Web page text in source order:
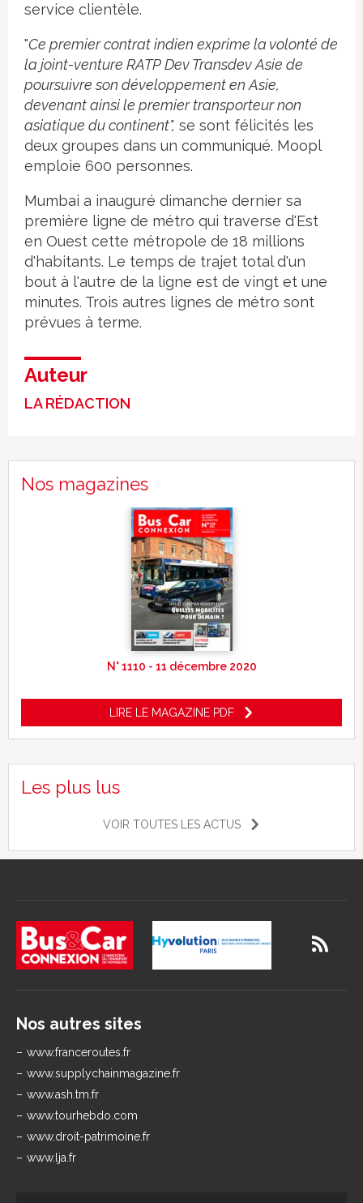
service clientèle.
"Ce premier contrat indien exprime la volonté de
la joint-venture RATP Dev Transdev Asie de
poursuivre son développement en Asie,
devenant ainsi le premier transporteur non
asiatique du continent", se sont félicités les
deux groupes dans un communiqué. Moopl
emploie 600 personnes.
Mumbai a inauguré dimanche dernier sa
première ligne de métro qui traverse d'Est
en Ouest cette métropole de 18 millions
d'habitants. Le temps de trajet total d'un
bout à l'autre de la ligne est de vingt et une
minutes. Trois autres lignes de métro sont
prévues à terme.
Auteur
LA RÉDACTION
Nos magazines
N° 1110 - 11 décembre 2020
LIRE LE MAGAZINE PDF
Les plus lus
VOIR TOUTES LES ACTUS
Nos autres sites
www.franceroutes.fr
www.supplychainmagazine.fr
www.ash.tm.fr
www.tourhebdo.com
www.droit-patrimoine.fr
www.lja.fr